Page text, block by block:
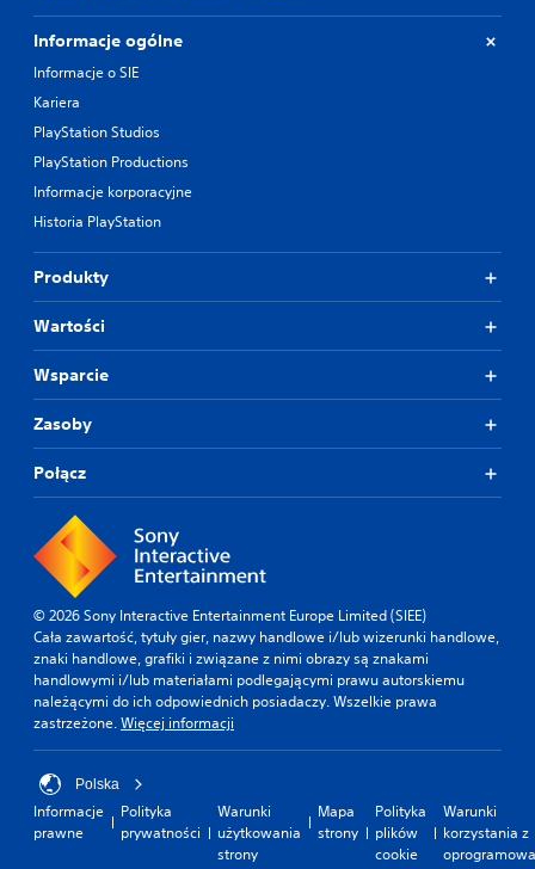
Informacje ogólne
Informacje o SIE
Kariera
PlayStation Studios
PlayStation Productions
Informacje korporacyjne
Historia PlayStation
Produkty
Wartości
Wsparcie
Zasoby
Połącz
© 2026 Sony Interactive Entertainment Europe Limited (SIEE)
Cała zawartość, tytuły gier, nazwy handlowe i/lub wizerunki handlowe,
znaki handlowe, grafiki i związane z nimi obrazy są znakami
handlowymi i/lub materiałami podlegającymi prawu autorskiemu
należącymi do ich odpowiednich posiadaczy. Wszelkie prawa
zastrzeżone.Więcej informacji
Polska
Informacje
prawne
Polityka
prywatności
Warunki
użytkowania
strony
Mapa
strony
Polityka
plików
cookie
Warunki
korzystania z